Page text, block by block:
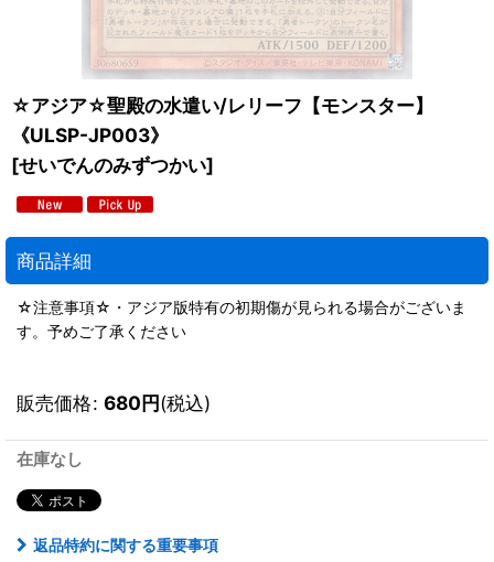
☆アジア☆聖殿の水遣い/レリーフ【モンスター】
《ULSP-JP003》
[せいでんのみずつかい]
商品詳細
☆注意事項☆・アジア版特有の初期傷が見られる場合がございま
す。予めご了承ください
販売価格: 680円(税込)
在庫なし
返品特約に関する重要事項